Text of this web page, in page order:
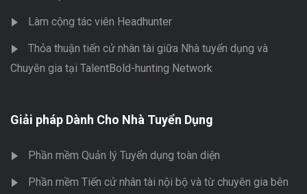
Làm cộng tác viên Headhunter
Thỏa thuận tiến cử nhân tài giữa Nhà tuyển dụng và
Chuyên gia tại TalentBold-hunting Network
Giải pháp Dành Cho Nhà Tuyển Dụng
Phần mềm Quản lý Tuyển dụng toàn diện
Phần mềm Tiến cử nhân tài nội bộ và từ chuyên gia bên